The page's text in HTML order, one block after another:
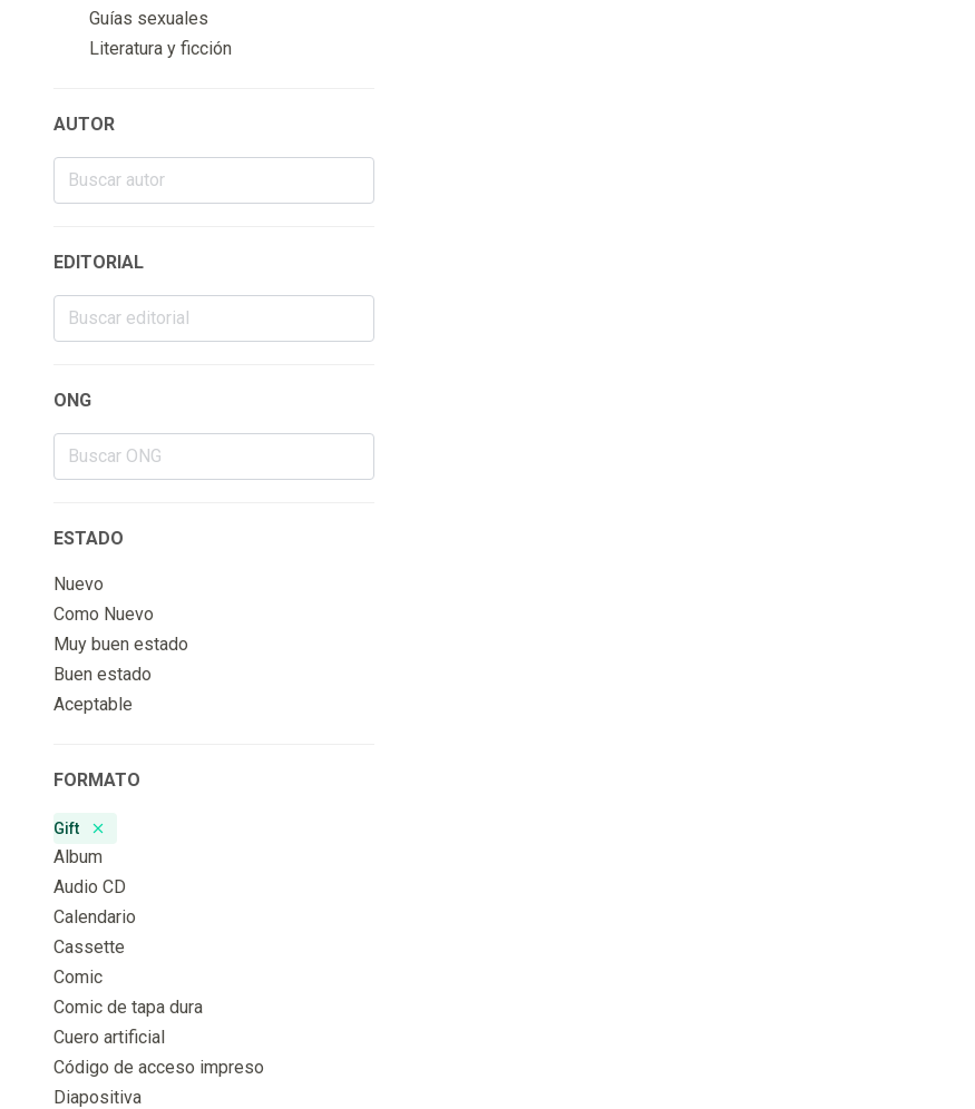
Guías sexuales
Literatura y ficción
AUTOR
EDITORIAL
ONG
ESTADO
Nuevo
Como Nuevo
Muy buen estado
Buen estado
Aceptable
FORMATO
Gift
Remove badge
Album
Audio CD
Calendario
Cassette
Comic
Comic de tapa dura
Cuero artificial
Código de acceso impreso
Diapositiva